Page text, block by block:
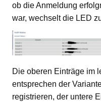
ob die Anmeldung
war, wechselt die LED
Die oberen Einträge im
entsprechen der
registrieren, der untere